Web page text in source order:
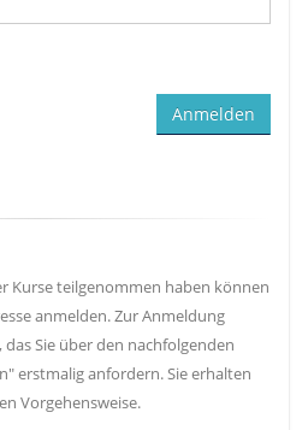
Kurse teilgenommen haben können
anmelden. Zur Anmeldung
Sie über den nachfolgenden
erstmalig anfordern. Sie erhalten
Vorgehensweise.